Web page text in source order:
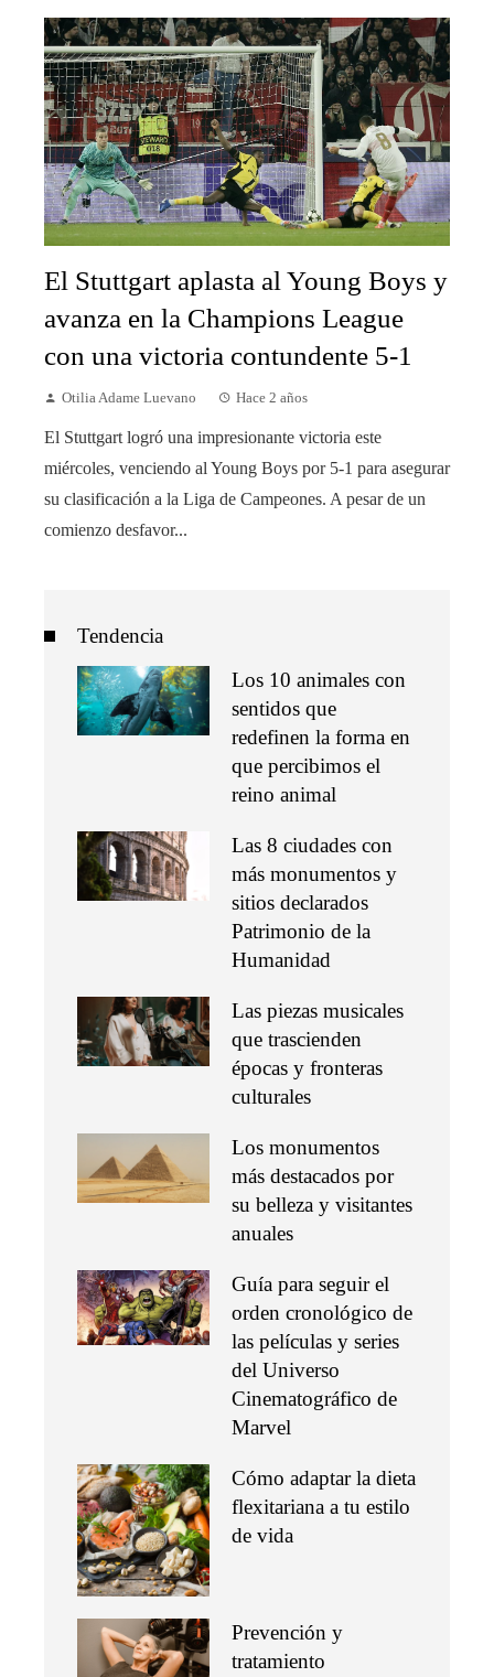
El Stuttgart aplasta al Young Boys y
avanza en la Champions League
con una victoria contundente 5-1
Otilia Adame Luevano Hace 2 años
El Stuttgart logró una impresionante victoria este
miércoles, venciendo al Young Boys por 5-1 para asegurar
su clasificación a la Liga de Campeones. A pesar de un
comienzo desfavor...
Tendencia
Los 10 animales con
sentidos que
redefinen la forma en
que percibimos el
reino animal
Las 8 ciudades con
más monumentos y
sitios declarados
Patrimonio de la
Humanidad
Las piezas musicales
que trascienden
épocas y fronteras
culturales
Los monumentos
más destacados por
su belleza y visitantes
anuales
Guía para seguir el
orden cronológico de
las películas y series
del Universo
Cinematográfico de
Marvel
Cómo adaptar la dieta
flexitariana a tu estilo
de vida
Prevención y
tratamiento